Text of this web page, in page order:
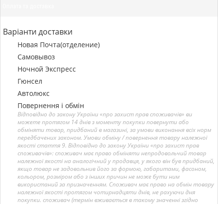
Варіанти доставки
Новая Почта(отделение)
Самовывоз
Ночной Экспресс
Гюнсел
Автолюкс
Повернення і обмін
Відповідно до закону України «про захист прав споживачів» ви
можете протягом 14 днів з моменту покупки повернути або
обміняти товар, придбаний в магазині, за умови виконання всіх норм
передбачених законом. Умови обміну / повернення товару належної
якості стаття 9. Відповідно до закону України «про захист прав
споживачів»: споживач має право обміняти непродовольчий товар
належної якості на аналогічний у продавця, у якого він був придбаний,
якщо товар не задовольнив його за формою, габаритами, фасоном,
кольором, розміром або з інших причин не може бути ним
використаний за призначенням. Споживач має право на обмін товару
належної якості протягом чотирнадцяти днів, не рахуючи дня
покупки. споживач (термін вживається в такому значенні згідно